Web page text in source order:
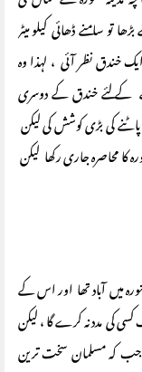
سامنے ڈھائی کیلو میٹر
خندق نظر آئی ، لہذا وہ
کے لئے خندق کے دوسری
کی بڑی کوشش کی لیکن
کا محاصرہ جاری رکھا لیکن
یہ قبیلہ مدینہ منورہ میں آباد تھا اور اس کے
کی مدد نہ کرے گا ، لیکن
کہ مسلمان سخت ترین